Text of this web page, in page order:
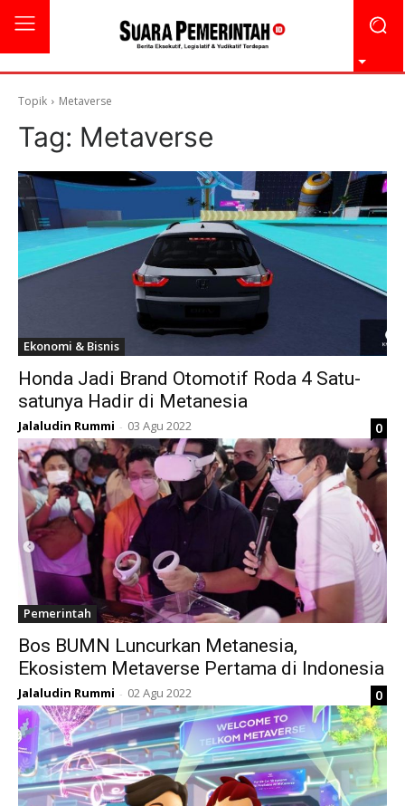
Topik Metaverse
Tag: Metaverse
Ekonomi & Bisnis
Honda Jadi Brand Otomotif Roda 4 Satu-
satunya Hadir di Metanesia
Jalaludin Rummi - 03 Agu 2022 0
Pemerintah
Bos BUMN Luncurkan Metanesia,
Ekosistem Metaverse Pertama di Indonesia
Jalaludin Rummi - 02 Agu 2022 0